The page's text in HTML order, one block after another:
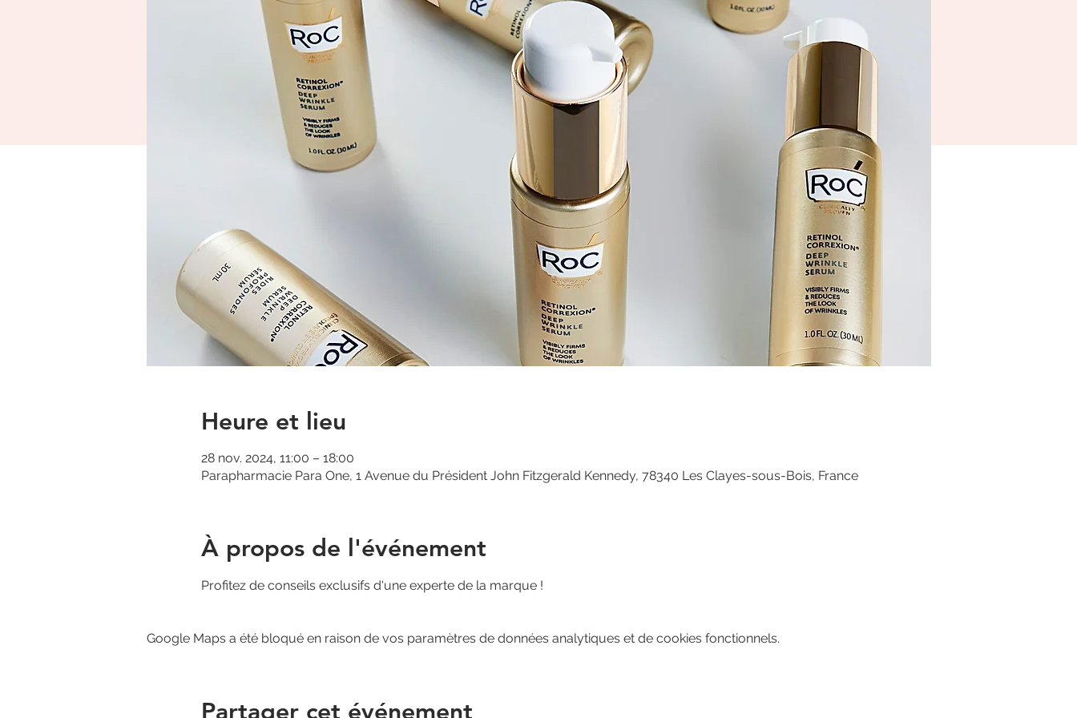
Heure et lieu
28 nov. 2024, 11:00 – 18:00
Parapharmacie Para One, 1 Avenue du Président John Fitzgerald Kennedy, 78340 Les Clayes-sous-Bois, France
À propos de l'événement
Profitez de conseils exclusifs d'une experte de la marque !
Google Maps a été bloqué en raison de vos paramètres de données analytiques et de cookies fonctionnels.
Partager cet événement